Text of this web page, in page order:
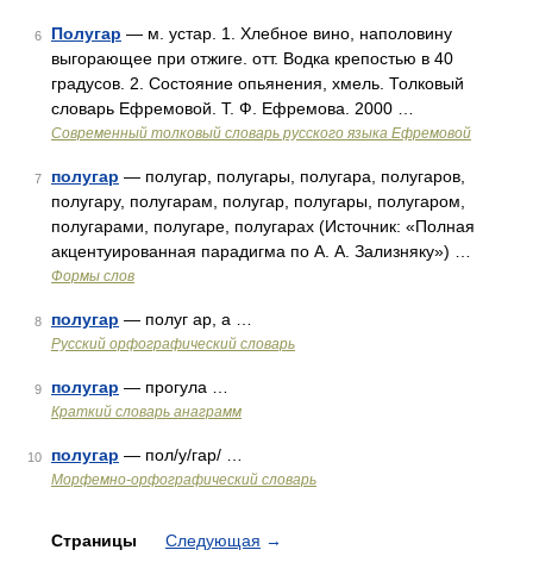
6 Полугар — м. устар. 1. Хлебное вино, наполовину
выгорающее при отжиге. отт. Водка крепостью в 40
градусов. 2. Состояние опьянения, хмель. Толковый
словарь Ефремовой. Т. Ф. Ефремова. 2000 …
Современный толковый словарь русского языка Ефремовой
7 полугар — полугар, полугары, полугара, полугаров,
полугару, полугарам, полугар, полугары, полугаром,
полугарами, полугаре, полугарах (Источник: «Полная
акцентуированная парадигма по А. А. Зализняку») …
Формы слов
8 полугар — полуг ар, а …
Русский орфографический словарь
9 полугар — прогула …
Краткий словарь анаграмм
10 полугар — пол/у/гар/ …
Морфемно-орфографический словарь
Страницы Следующая →